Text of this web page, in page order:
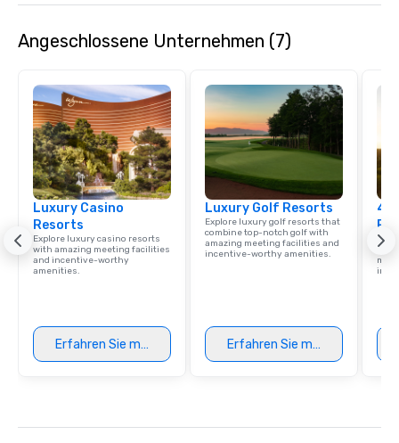
Angeschlossene Unternehmen (7)
Luxury Casino
Resorts
Explore luxury casino resorts
with amazing meeting facilities
and incentive-worthy
amenities.
Erfahren Sie mehr
Luxury Golf Resorts
Explore luxury golf resorts that
combine top-notch golf with
amazing meeting facilities and
incentive-worthy amenities.
Erfahren Sie mehr
4